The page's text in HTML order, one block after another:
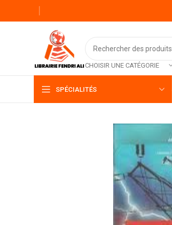
CHOISIR UNE CATÉGORIE
SPÉCIALITÉS